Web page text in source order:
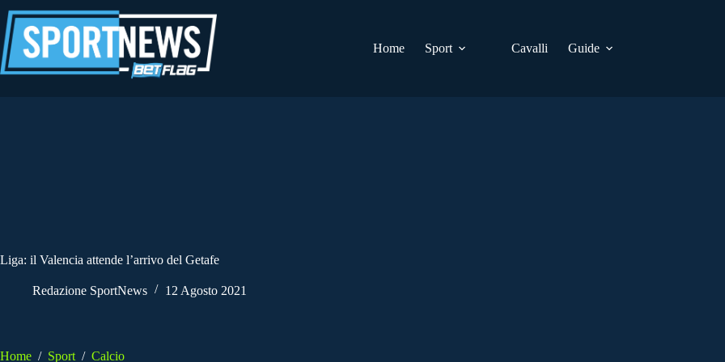
al
contenuto
Home
Sport Cavalli Guide
Liga: il Valencia attende l’arrivo del Getafe
Redazione SportNews 12 Agosto 2021
Home / Sport / Calcio